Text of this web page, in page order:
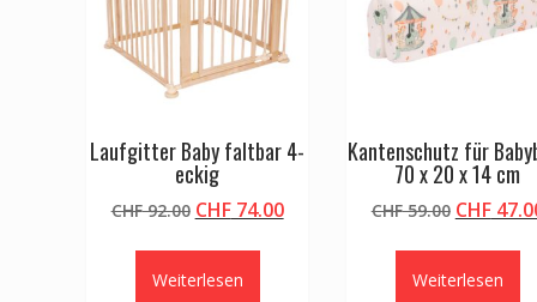
Laufgitter Baby faltbar 4-
eckig
CHF92.00 Ursprünglicher
CHF 92.00
CHF74.00Aktueller
Weiterlesen
Kantenschutz für
70 x 20 x 14 cm
CHF59.00
CHF 59.00
CHF
Weiterlesen